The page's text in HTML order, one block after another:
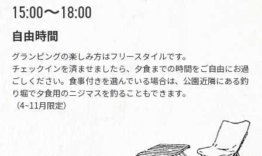
15:00〜18:00
自由時間
グランピングの楽しみ方はフリースタイルです。
チェックインを済ませましたら、夕食までの時間をご自由にお過
ごしください。食事付きを選んでいる場合は、公園近隣にある釣
り堀で夕食用のニジマスを釣ることもできます。
（4~11月限定）